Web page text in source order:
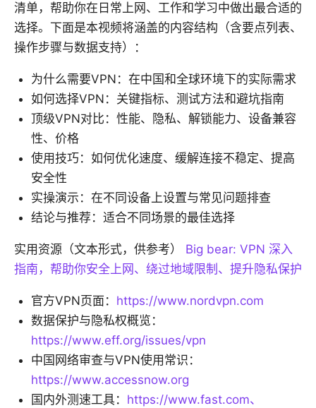
清单，帮助你在日常上网、工作和学习中做出最合适的
选择。下面是本视频将涵盖的内容结构（含要点列表、
操作步骤与数据支持）：
为什么需要VPN：在中国和全球环境下的实际需求
如何选择VPN：关键指标、测试方法和避坑指南
顶级VPN对比：性能、隐私、解锁能力、设备兼容
性、价格
使用技巧：如何优化速度、缓解连接不稳定、提高
安全性
实操演示：在不同设备上设置与常见问题排查
结论与推荐：适合不同场景的最佳选择
实用资源（文本形式，供参考） Big bear: VPN 深入
指南，帮助你安全上网、绕过地域限制、提升隐私保护
官方VPN页面： https://www.nordvpn.com
数据保护与隐私权概览：
https://www.eff.org/issues/vpn
中国网络审查与VPN使用常识：
https://www.accessnow.org
国内外测速工具： https://www.fast.com、